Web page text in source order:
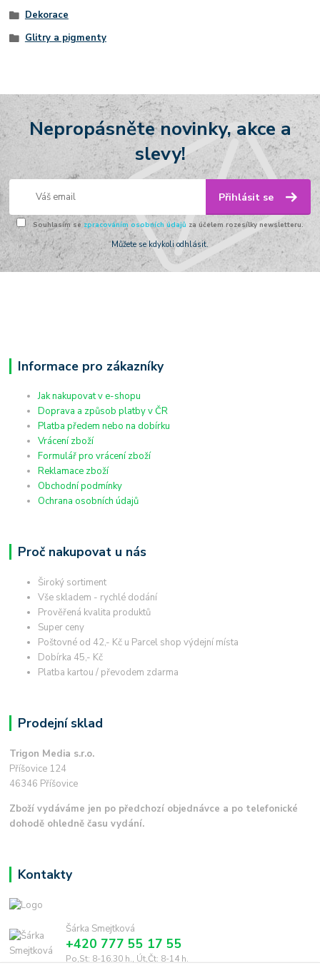
Dekorace
Glitry a pigmenty
Nepropásněte novinky, akce a
slevy!
Přihlásit se
Souhlasím se zpracováním osobních údajů za účelem rozesílky newsletteru.
Můžete se kdykoli odhlásit.
Informace pro zákazníky
Jak nakupovat v e-shopu
Doprava a způsob platby v ČR
Platba předem nebo na dobírku
Vrácení zboží
Formulář pro vrácení zboží
Reklamace zboží
Obchodní podmínky
Ochrana osobních údajů
Proč nakupovat u nás
Široký sortiment
Vše skladem - rychlé dodání
Prověřená kvalita produktů
Super ceny
Poštovné od 42,- Kč u Parcel shop výdejní místa
Dobírka 45,- Kč
Platba kartou / převodem zdarma
Prodejní sklad
Trigon Media s.r.o.
Příšovice 124
46346 Příšovice
Zboží vydáváme jen po předchozí objednávce a po telefonické
dohodě ohledně času vydání.
Kontakty
Šárka Smejtková
+420 777 55 17 55
Po,St: 8-16.30 h., Út,Čt: 8-14 h.